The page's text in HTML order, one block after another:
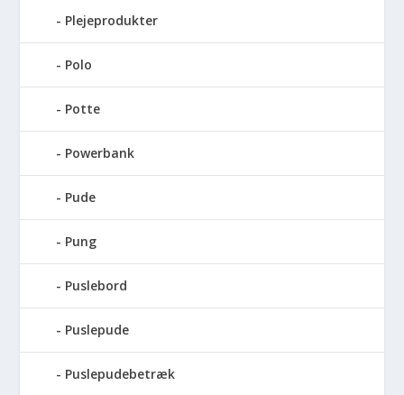
Plejeprodukter
Polo
Potte
Powerbank
Pude
Pung
Puslebord
Puslepude
Puslepudebetræk